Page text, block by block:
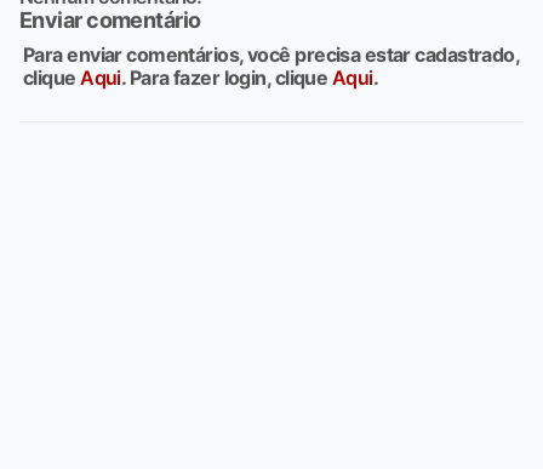
Enviar comentário
Para enviar comentários, você precisa estar cadastrado,
cliqueAqui. Para fazer login, clique Aqui.